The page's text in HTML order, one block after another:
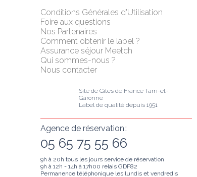
Conditions Générales d'Utilisation
Foire aux questions
Nos Partenaires
Comment obtenir le label ?
Assurance séjour Meetch
Qui sommes-nous ?
Nous contacter
Site de Gîtes de France Tarn-et-
Garonne
Label de qualité depuis 1951
Agence de réservation :
05 65 75 55 66
9h à 20h tous les jours service de réservation
9h à 12h - 14h à 17h00 relais GDF82
Permanence téléphonique les lundis et vendredis